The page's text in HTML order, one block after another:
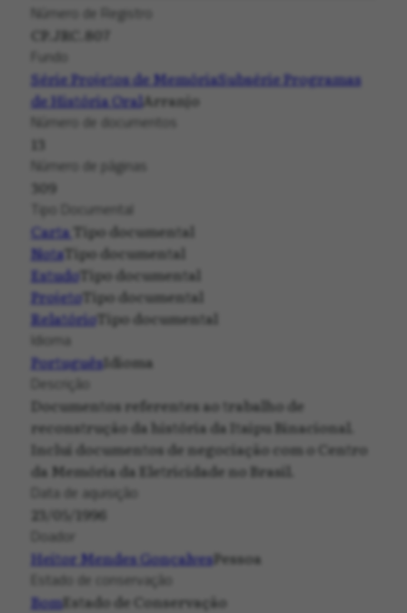
Número de Registro
CP.JRC.807
Fundo
Série Projetos de MemóriaSubsérie Programas
de História OralArranjo
Número de documentos
13
Número de páginas
309
Tipo Documental
Carta Tipo documental
NotaTipo documental
EstudoTipo documental
ProjetoTipo documental
RelatórioTipo documental
Idioma
PortuguêsIdioma
Descrição
Documentos referentes ao trabalho de
reconstrução da história da Itaipu Binacional.
Inclui documentos de negociação com o Centro
da Memória da Eletricidade no Brasil.
Data de aquisição
23/05/1996
Doador
Heitor Mendes GonçalvesPessoa
Estado de conservação
BomEstado de Conservação